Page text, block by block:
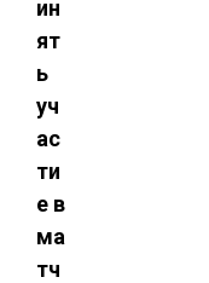
ин
ят
ь
уч
ас
ти
е в
ма
тч